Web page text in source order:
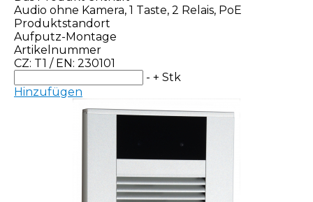
Audio ohne Kamera, 1 Taste, 2 Relais, PoE
Produktstandort
Aufputz-Montage
Artikelnummer
CZ: T1 / EN: 230101
- + Stk
Hinzufügen